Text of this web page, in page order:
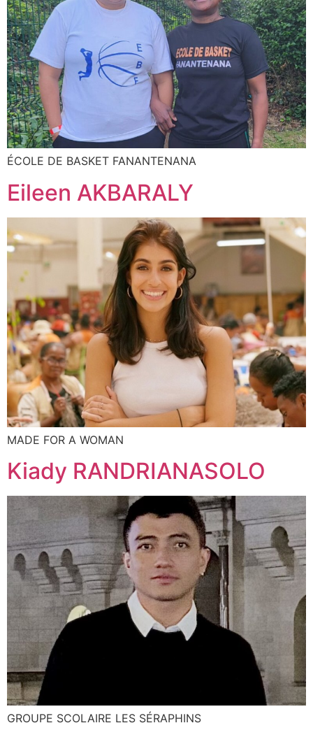
ÉCOLE DE BASKET FANANTENANA
Eileen AKBARALY
MADE FOR A WOMAN
Kiady RANDRIANASOLO
GROUPE SCOLAIRE LES SÉRAPHINS